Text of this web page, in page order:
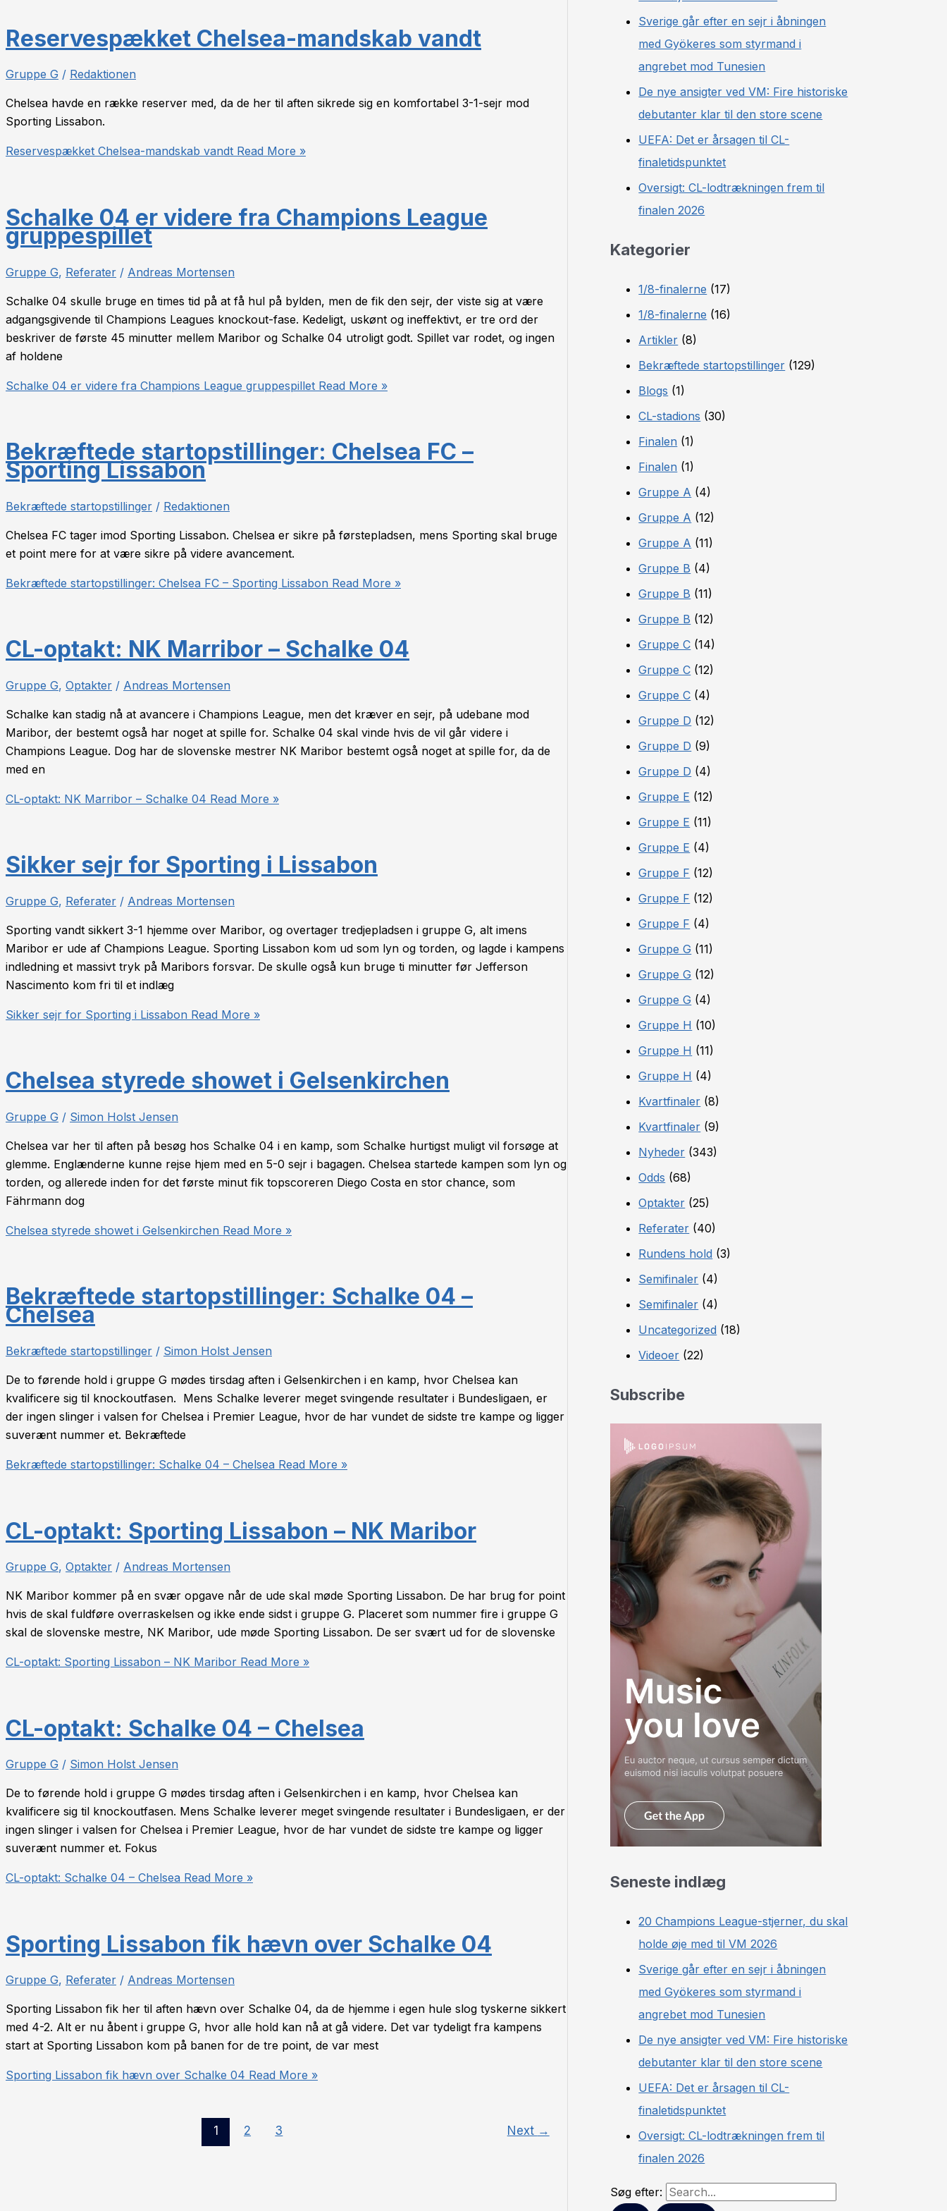
Reservespækket Chelsea-mandskab vandt
Gruppe G / Redaktionen
Chelsea havde en række reserver med, da de her til aften sikrede sig en komfortabel 3-1-sejr mod
Sporting Lissabon.
Reservespækket Chelsea-mandskab vandt Read More »
Schalke 04 er videre fra Champions League
gruppespillet
Gruppe G, Referater / Andreas Mortensen
Schalke 04 skulle bruge en times tid på at få hul på bylden, men de fik den sejr, der viste sig at være
adgangsgivende til Champions Leagues knockout-fase. Kedeligt, uskønt og ineffektivt, er tre ord der
beskriver de første 45 minutter mellem Maribor og Schalke 04 utroligt godt. Spillet var rodet, og ingen
af holdene
Schalke 04 er videre fra Champions League gruppespillet Read More »
Bekræftede startopstillinger: Chelsea FC –
Sporting Lissabon
Bekræftede startopstillinger / Redaktionen
Chelsea FC tager imod Sporting Lissabon. Chelsea er sikre på førstepladsen, mens Sporting skal bruge
et point mere for at være sikre på videre avancement.
Bekræftede startopstillinger: Chelsea FC – Sporting Lissabon Read More »
CL-optakt: NK Marribor – Schalke 04
Gruppe G, Optakter / Andreas Mortensen
Schalke kan stadig nå at avancere i Champions League, men det kræver en sejr, på udebane mod
Maribor, der bestemt også har noget at spille for. Schalke 04 skal vinde hvis de vil går videre i
Champions League. Dog har de slovenske mestrer NK Maribor bestemt også noget at spille for, da de
med en
CL-optakt: NK Marribor – Schalke 04 Read More »
Sikker sejr for Sporting i Lissabon
Gruppe G, Referater / Andreas Mortensen
Sporting vandt sikkert 3-1 hjemme over Maribor, og overtager tredjepladsen i gruppe G, alt imens
Maribor er ude af Champions League. Sporting Lissabon kom ud som lyn og torden, og lagde i kampens
indledning et massivt tryk på Maribors forsvar. De skulle også kun bruge ti minutter før Jefferson
Nascimento kom fri til et indlæg
Sikker sejr for Sporting i Lissabon Read More »
Chelsea styrede showet i Gelsenkirchen
Gruppe G / Simon Holst Jensen
Chelsea var her til aften på besøg hos Schalke 04 i en kamp, som Schalke hurtigst muligt vil forsøge at
glemme. Englænderne kunne rejse hjem med en 5-0 sejr i bagagen. Chelsea startede kampen som lyn og
torden, og allerede inden for det første minut fik topscoreren Diego Costa en stor chance, som
Fährmann dog
Chelsea styrede showet i Gelsenkirchen Read More »
Bekræftede startopstillinger: Schalke 04 –
Chelsea
Bekræftede startopstillinger / Simon Holst Jensen
De to førende hold i gruppe G mødes tirsdag aften i Gelsenkirchen i en kamp, hvor Chelsea kan
kvalificere sig til knockoutfasen. Mens Schalke leverer meget svingende resultater i Bundesligaen, er
der ingen slinger i valsen for Chelsea i Premier League, hvor de har vundet de sidste tre kampe og ligger
suverænt nummer et. Bekræftede
Bekræftede startopstillinger: Schalke 04 – Chelsea Read More »
CL-optakt: Sporting Lissabon – NK Maribor
Gruppe G, Optakter / Andreas Mortensen
NK Maribor kommer på en svær opgave når de ude skal møde Sporting Lissabon. De har brug for point
hvis de skal fuldføre overraskelsen og ikke ende sidst i gruppe G. Placeret som nummer fire i gruppe G
skal de slovenske mestre, NK Maribor, ude møde Sporting Lissabon. De ser svært ud for de slovenske
CL-optakt: Sporting Lissabon – NK Maribor Read More »
CL-optakt: Schalke 04 – Chelsea
Gruppe G / Simon Holst Jensen
De to førende hold i gruppe G mødes tirsdag aften i Gelsenkirchen i en kamp, hvor Chelsea kan
kvalificere sig til knockoutfasen. Mens Schalke leverer meget svingende resultater i Bundesligaen, er der
ingen slinger i valsen for Chelsea i Premier League, hvor de har vundet de sidste tre kampe og ligger
suverænt nummer et. Fokus
CL-optakt: Schalke 04 – Chelsea Read More »
Sporting Lissabon fik hævn over Schalke 04
Gruppe G, Referater / Andreas Mortensen
Sporting Lissabon fik her til aften hævn over Schalke 04, da de hjemme i egen hule slog tyskerne sikkert
med 4-2. Alt er nu åbent i gruppe G, hvor alle hold kan nå at gå videre. Det var tydeligt fra kampens
start at Sporting Lissabon kom på banen for de tre point, de var mest
Sporting Lissabon fik hævn over Schalke 04 Read More »
1 2 3 Next →
Sverige går efter en sejr i åbningen
med Gyökeres som styrmand i
angrebet mod Tunesien
De nye ansigter ved VM: Fire historiske
debutanter klar til den store scene
UEFA: Det er årsagen til CL-
finaletidspunktet
Oversigt: CL-lodtrækningen frem til
finalen 2026
Kategorier
1/8-finalerne (17)
1/8-finalerne (16)
Artikler (8)
Bekræftede startopstillinger (129)
Blogs (1)
CL-stadions (30)
Finalen (1)
Finalen (1)
Gruppe A (4)
Gruppe A (12)
Gruppe A (11)
Gruppe B (4)
Gruppe B (11)
Gruppe B (12)
Gruppe C (14)
Gruppe C (12)
Gruppe C (4)
Gruppe D (12)
Gruppe D (9)
Gruppe D (4)
Gruppe E (12)
Gruppe E (11)
Gruppe E (4)
Gruppe F (12)
Gruppe F (12)
Gruppe F (4)
Gruppe G (11)
Gruppe G (12)
Gruppe G (4)
Gruppe H (10)
Gruppe H (11)
Gruppe H (4)
Kvartfinaler (8)
Kvartfinaler (9)
Nyheder (343)
Odds (68)
Optakter (25)
Referater (40)
Rundens hold (3)
Semifinaler (4)
Semifinaler (4)
Uncategorized (18)
Videoer (22)
Subscribe
Seneste indlæg
20 Champions League-stjerner, du skal
holde øje med til VM 2026
Sverige går efter en sejr i åbningen
med Gyökeres som styrmand i
angrebet mod Tunesien
De nye ansigter ved VM: Fire historiske
debutanter klar til den store scene
UEFA: Det er årsagen til CL-
finaletidspunktet
Oversigt: CL-lodtrækningen frem til
finalen 2026
Søg efter: